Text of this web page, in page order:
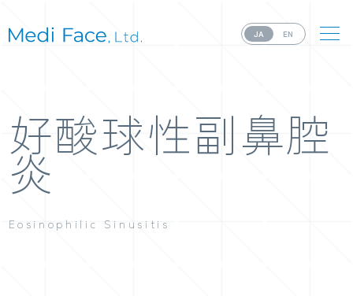
好酸球性副鼻腔
炎
Eosinophilic Sinusitis
JA EN